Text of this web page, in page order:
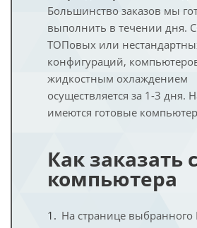
Большинство заказов мы
выполнить в течении дня.
ТОПовых или
конфигураций,
жидкостным охлаждением
осуществляется за 1-3 дня.
имеются готовые
Как заказать
компьютера
На странице